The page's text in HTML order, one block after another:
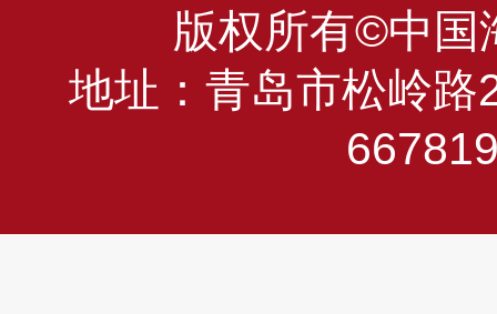
版权所有©中国
地址：青岛市松岭